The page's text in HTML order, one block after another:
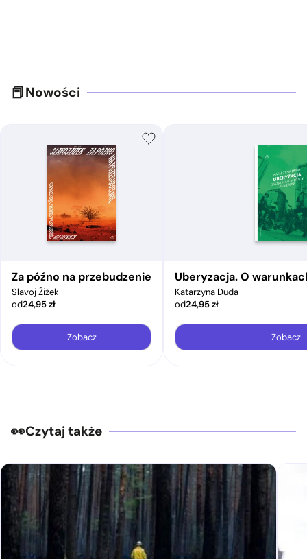
Nowości
Za późno na przebudzenie
Slavoj Žižek
od24,95zł
Zobacz
Uberyzacja. O
Katarzyna Duda
od24,95zł
Zobacz
Czytaj także